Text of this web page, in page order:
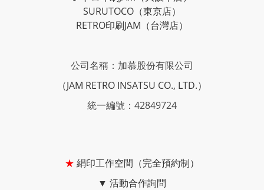
SURUTOCO （東京店）
RETRO印刷JAM （台灣店）
公司名稱：加慕股份有限公司
（JAM RETRO INSATSU CO., LTD.）
統一編號：42849724
★ 絹印工作空間（完全預約制）
▼ 活動合作詢問